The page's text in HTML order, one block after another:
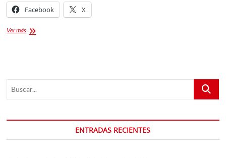
Facebook X
Ver másGuía
Buscar...
ENTRADAS RECIENTES